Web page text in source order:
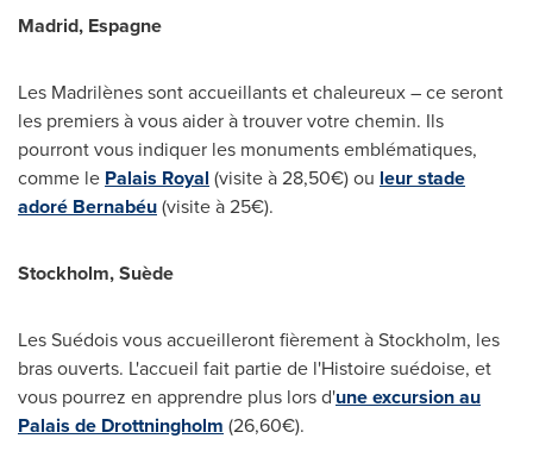
Madrid, Espagne
Les Madrilènes sont accueillants et chaleureux – ce seront
les premiers à vous aider à trouver votre chemin. Ils
pourront vous indiquer les monuments emblématiques,
comme le Palais Royal (visite à 28,50€) ou leur stade
adoré Bernabéu(visite à 25€).
Stockholm, Suède
Les Suédois vous accueilleront fièrement àStockholm, les
bras ouverts. L'accueil fait partie de l'Histoire suédoise, et
vous pourrez en apprendre plus lors d'une excursion au
Palais de Drottningholm (26,60€).